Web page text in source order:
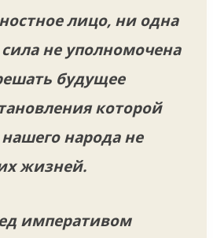
лицо, ни одна
не уполномочена
будущее
которой
народа не
жизней.
императивом